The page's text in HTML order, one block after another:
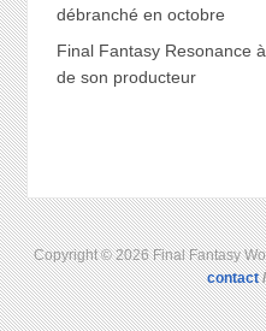
débranché en octobre
Final Fantasy Resonance
de son producteur
Copyright © 2026 Final Fantasy
contact